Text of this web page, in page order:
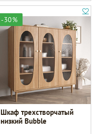
-30%
Шкаф трехстворчатый
низкий Bubble